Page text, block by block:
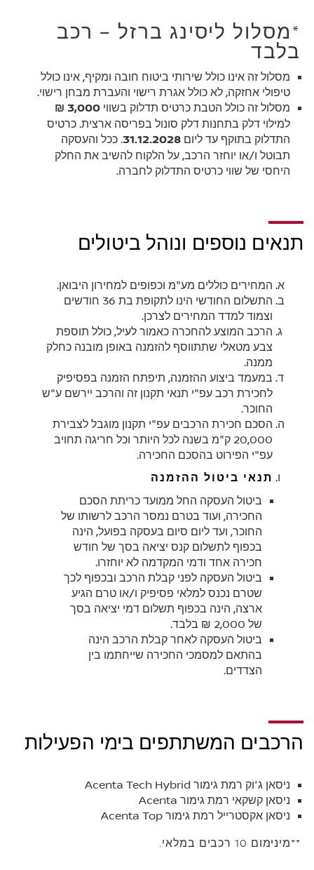
*מסלול ליסינג ברזל – רכב
בלבד
מסלול זה אינו כולל שירותי ביטוח חובה ומקיף, אינו כולל
טיפולי אחזקה, לא כולל אגרת רישוי והעברת מבחן רישוי.
מסלול זה כולל הטבת כרטיס תדלוק בשווי3,000 ₪
למילוי דלק בתחנות דלק סונול בפריסה ארצית. כרטיס
התדלוק בתוקף עד ליום31.12.2028. ככל והעסקה
תבוטל ו/או יוחזר הרכב, על הלקוח להשיב את החלק
היחסי של שווי כרטיס התדלוק לחברה.
תנאים נוספים ונוהל ביטולים
המחירים כוללים מע"מ וכפופים למחירון היבואן.
התשלום החודשי הינו לתקופת בת 36 חודשים
וצמוד למדד המחירים לצרכן.
הרכב המוצע להחכרה כאמור לעיל, כולל תוספת
צבע מטאלי שתתווסף להזמנה באופן מובנה כחלק
ממנה.
במעמד ביצוע ההזמנה, תיפתח הזמנה בפסיפיק
לחכירת רכב עפ"י תנאי תקנון זה והרכב יירשם ע"ש
החוכר.
הסכם חכירת הרכבים עפ"י תקנון מוגבל לצבירת
20,000 ק"מ בשנה לכל היותר וכל חריגה תחויב
עפ"י הפירוט בהסכם החכירה.
תנאי ביטול ההזמנה
ביטול העסקה החל ממועד כריתת הסכם
החכירה, ועוד בטרם נמסר הרכב לרשותו של
החוכר, ועד ליום סיום בעסקה בפועל, הינה
בכפוף לתשלום קנס יציאה בסך של חודש
חכירה אחד ודמי המקדמה לא יוחזרו.
ביטול העסקה לפני קבלת הרכב ובכפוף לכך
שטרם נכנס למלאי פסיפיק ו/או טרם הגיע
ארצה, הינה בכפוף תשלום דמי יציאה בסך
של 2,000 ₪ בלבד.
ביטול העסקה לאחר קבלת הרכב הינה
בהתאם למסמכי החכירה שייחתמו בין
הצדדים.
הרכבים המשתתפים בימי הפעילות
ניסאן ג'וק רמת גימור Acenta Tech Hybrid
ניסאן קשקאי רמת גימור Acenta
ניסאן אקסטרייל רמת גימור Acenta Top
**מינימום 10 רכבים במלאי.